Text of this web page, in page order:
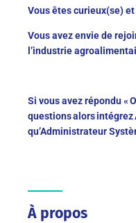
Vous êtes curieux(se)
Vous avez envie de
l’industrie
Si vous avez répondu «
questions alors intégrez
qu’Administrateur
À propos